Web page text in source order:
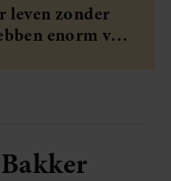
leven zonder
enorm veel